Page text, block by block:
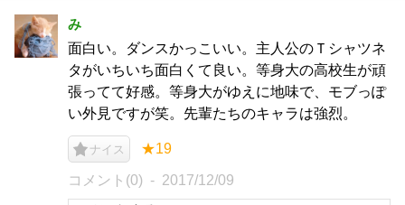
み
面白い。ダンスかっこいい。主人公のＴシャツネ
タがいちいち面白くて良い。等身大の高校生が頑
張ってて好感。等身大がゆえに地味で、モブっぽ
い外見ですが笑。先輩たちのキャラは強烈。
ナイス ★19
コメント(0) 2017/12/09